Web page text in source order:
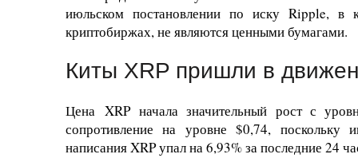
июльском постановлении по иску Ripple, в
криптобиржах, не являются ценными бумагами.
Киты XRP пришли в
Цена XRP начала значительный рост с
сопротивление на уровне $0,74, поскольку
написания XRP упал на 6,93% за последние 24